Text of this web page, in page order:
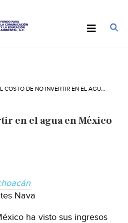
en el agua en México
Nava
ha visto sus ingresos